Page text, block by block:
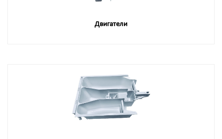
Двигатели